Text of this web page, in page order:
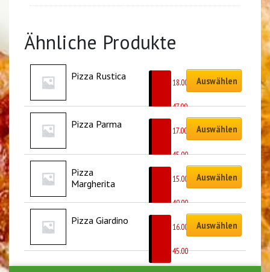
Ähnliche Produkte
Pizza Rustica
18.00
CHF47.00
Auswählen
Pizza Parma
17.00
CHF45.00
Auswählen
Pizza
Margherita
15.00
CHF40.00
Auswählen
Pizza Giardino
16.00
45.00
Auswählen